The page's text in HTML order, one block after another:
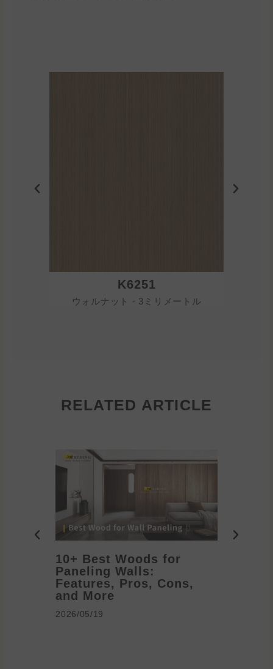
K6251
ウォルナット - 3ミリメートル
RELATED ARTICLE
10+ Best Woods for
Paneling Walls:
Features, Pros, Cons,
and More
2026/05/19